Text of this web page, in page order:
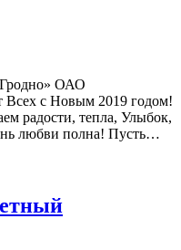
ОАО
Всех с Новым 2019 годом!
радости, тепла, Улыбок,
любви полна! Пусть…